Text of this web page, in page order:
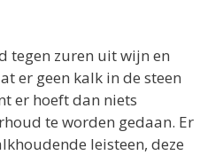
tegen zuren uit wijn en
er geen kalk in de steen
er hoeft dan niets
te worden gedaan. Er
leisteen, deze